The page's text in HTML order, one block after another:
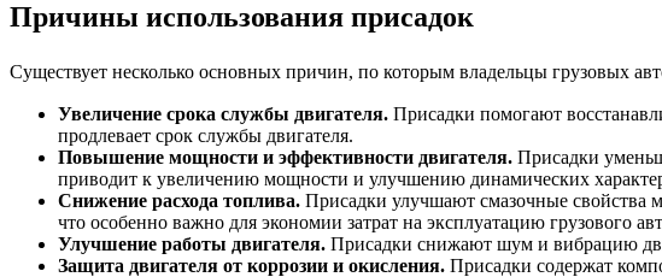
Причины использования присадок
Существует несколько основных причин, по которым владельцы грузовых
Увеличение срока службы двигателя. Присадки помогают
продлевает срок службы двигателя.
Повышение мощности и эффективности двигателя. Присадки
приводит к увеличению мощности и улучшению динамических
Снижение расхода топлива. Присадки улучшают смазочные свойства
что особенно важно для экономии затрат на эксплуатацию грузового
Улучшение работы двигателя. Присадки снижают шум и вибрацию
Защита двигателя от коррозии и окисления. Присадки содержат